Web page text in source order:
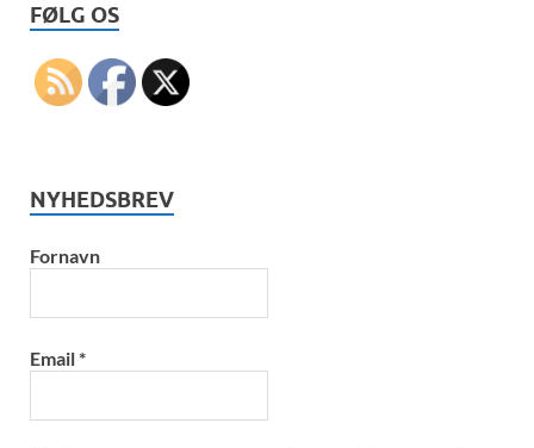
FØLG OS
NYHEDSBREV
Fornavn
Email*